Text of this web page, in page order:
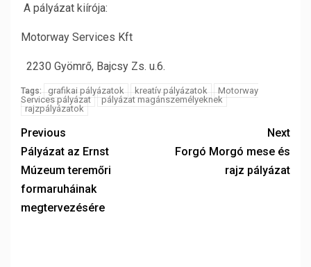
A pályázat kiírója:
Motorway Services Kft
2230 Gyömrő, Bajcsy Zs. u.6.
Tags: grafikai pályázatok kreatív pályázatok
Motorway
Services pályázat
pályázat magánszemélyeknek
rajzpályázatok
Previous
Pályázat az Ernst
Múzeum teremőri
formaruháinak
megtervezésére
Next
Forgó Morgó mese és
rajz pályázat